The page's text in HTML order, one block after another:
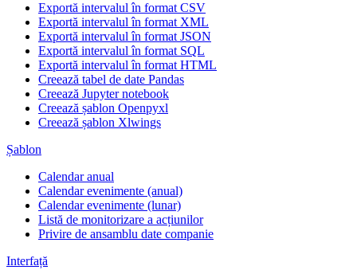
Exportă intervalul în format CSV
Exportă intervalul în format XML
Exportă intervalul în format JSON
Exportă intervalul în format SQL
Exportă intervalul în format HTML
Creează tabel de date Pandas
Creează Jupyter notebook
Creează șablon Openpyxl
Creează șablon Xlwings
Șablon
Calendar anual
Calendar evenimente (anual)
Calendar evenimente (lunar)
Listă de monitorizare a acțiunilor
Privire de ansamblu date companie
Interfață